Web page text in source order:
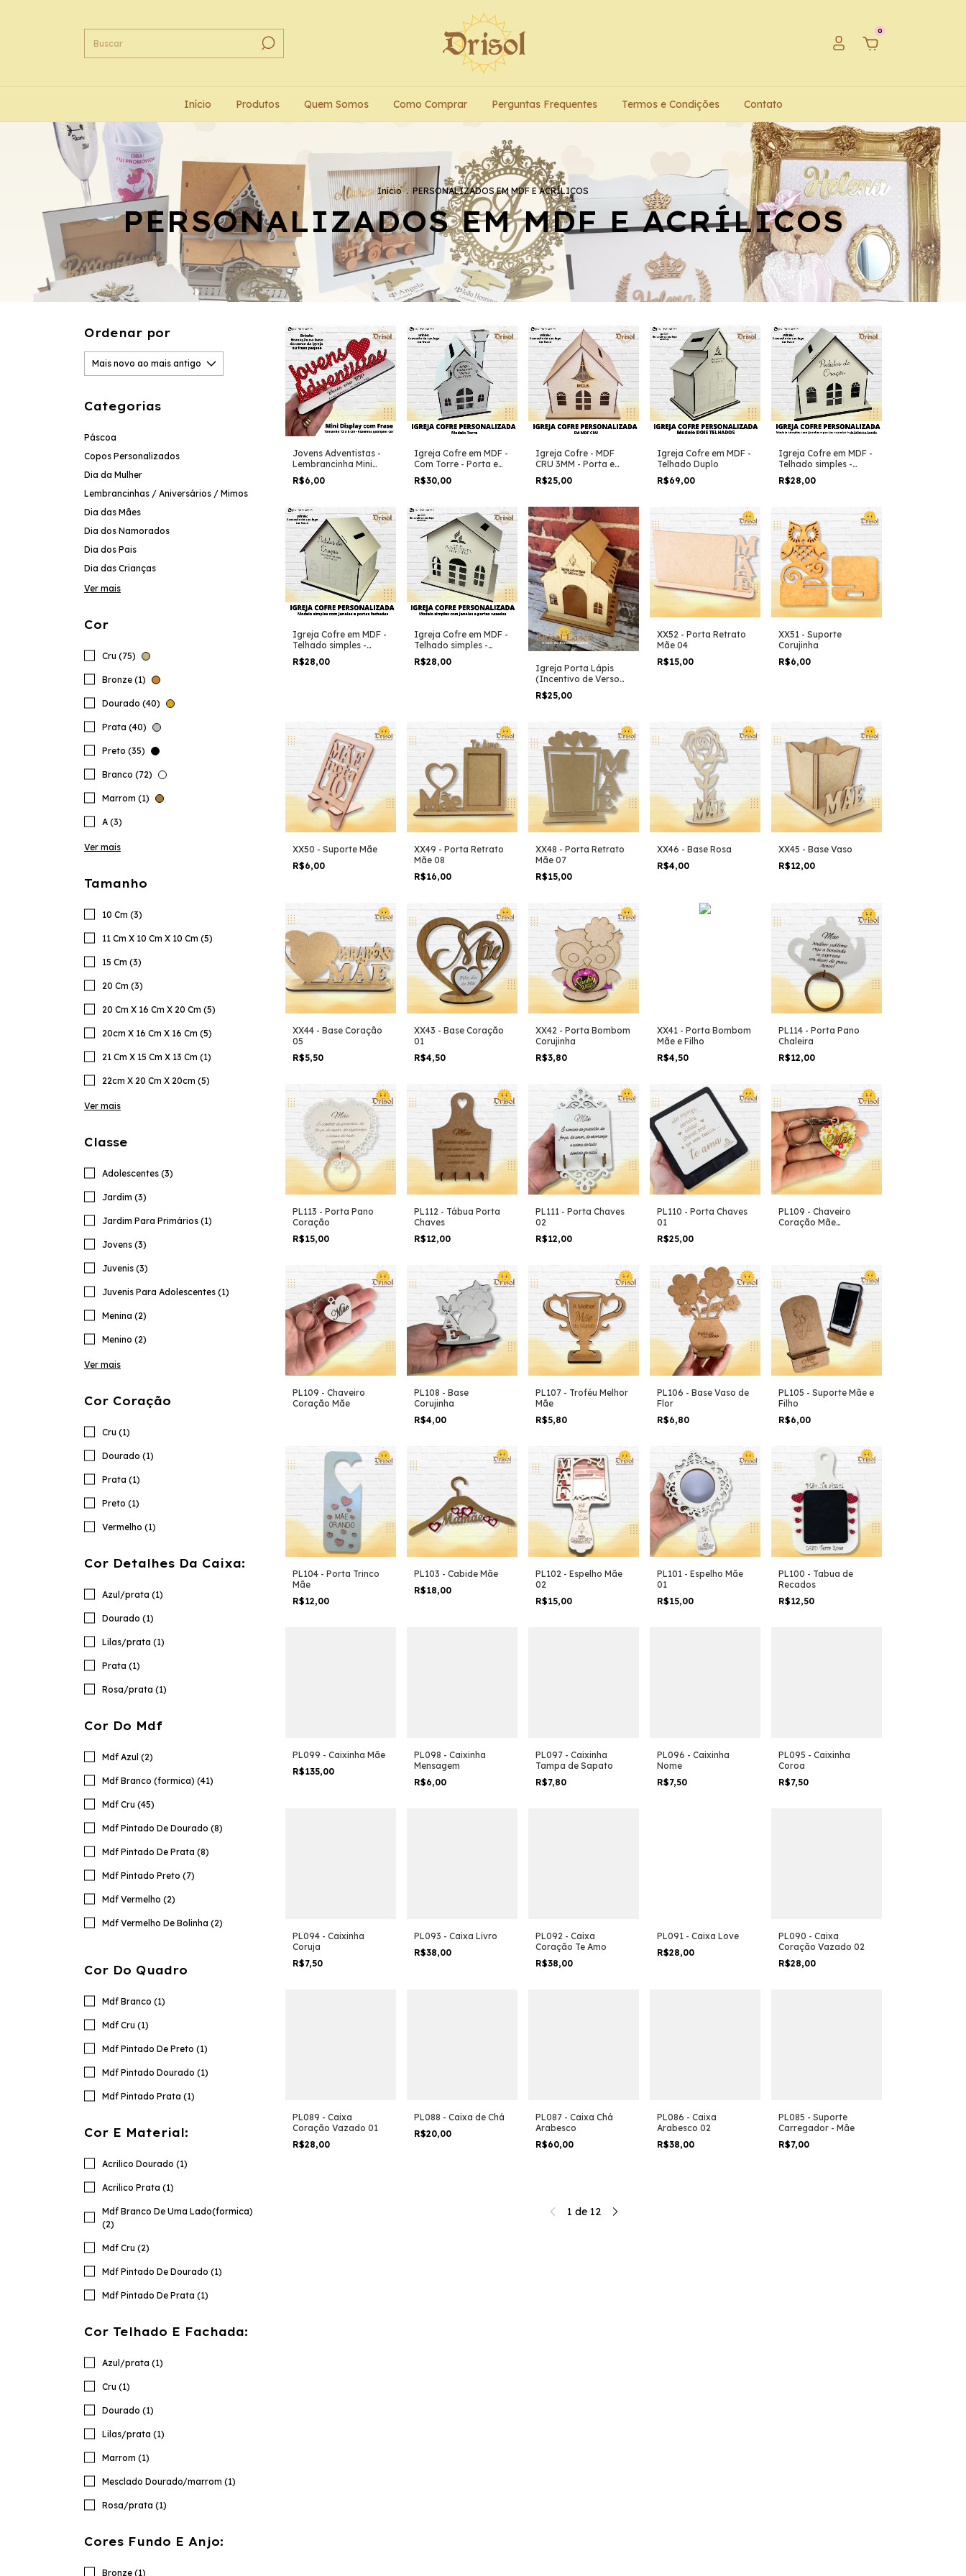
0
Início Produtos Quem Somos Como Comprar Perguntas Frequentes Termos e Condições Contato
Início . PERSONALIZADOS EM MDF E ACRÍLICOS
PERSONALIZADOS EM MDF E ACRÍLICOS
Ordenar por
Categorias
Páscoa
Copos Personalizados
Dia da Mulher
Lembrancinhas / Aniversários / Mimos
Dia das Mães
Dia dos Namorados
Dia dos Pais
Dia das Crianças
Ver mais
Cor
Cru (75)
Bronze (1)
Dourado (40)
Prata (40)
Preto (35)
Branco (72)
Marrom (1)
A (3)
Ver mais
Tamanho
10 Cm (3)
11 Cm X 10 Cm X 10 Cm (5)
15 Cm (3)
20 Cm (3)
20 Cm X 16 Cm X 20 Cm (5)
20cm X 16 Cm X 16 Cm (5)
21 Cm X 15 Cm X 13 Cm (1)
22cm X 20 Cm X 20cm (5)
Ver mais
Classe
Adolescentes (3)
Jardim (3)
Jardim Para Primários (1)
Jovens (3)
Juvenis (3)
Juvenis Para Adolescentes (1)
Menina (2)
Menino (2)
Ver mais
Cor Coração
Cru (1)
Dourado (1)
Prata (1)
Preto (1)
Vermelho (1)
Cor Detalhes Da Caixa:
Azul/prata (1)
Dourado (1)
Lilas/prata (1)
Prata (1)
Rosa/prata (1)
Cor Do Mdf
Mdf Azul (2)
Mdf Branco (formica) (41)
Mdf Cru (45)
Mdf Pintado De Dourado (8)
Mdf Pintado De Prata (8)
Mdf Pintado Preto (7)
Mdf Vermelho (2)
Mdf Vermelho De Bolinha (2)
Cor Do Quadro
Mdf Branco (1)
Mdf Cru (1)
Mdf Pintado De Preto (1)
Mdf Pintado Dourado (1)
Mdf Pintado Prata (1)
Cor E Material:
Acrilico Dourado (1)
Acrilico Prata (1)
Mdf Branco De Uma Lado(formica)
(2)
Mdf Cru (2)
Mdf Pintado De Dourado (1)
Mdf Pintado De Prata (1)
Cor Telhado E Fachada:
Azul/prata (1)
Cru (1)
Dourado (1)
Lilas/prata (1)
Marrom (1)
Mesclado Dourado/marrom (1)
Rosa/prata (1)
Cores Fundo E Anjo:
Bronze (1)
Jovens Adventistas -
Lembrancinha Mini
Display
R$6,00
Igreja Cofre em MDF -
Com Torre - Porta e
Janela Abertas
R$30,00
Igreja Cofre - MDF
CRU 3MM - Porta e
Janela Abertas
R$25,00
Igreja Cofre em MDF -
Telhado Duplo
R$69,00
Igreja Cofre em MDF -
Telhado simples -
Janelas Detalhadas
R$28,00
Igreja Cofre em MDF -
Telhado simples -
Porta e Janelas
Fechadas
R$28,00
Igreja Cofre em MDF -
Telhado simples -
Porta e Janela
Abertas
R$28,00
Igreja Porta Lápis
(Incentivo de Verso
ou Presença) - MDF 3
MM - L0214
R$25,00
XX52 - Porta Retrato
Mãe 04
R$15,00
XX51 - Suporte
Corujinha
R$6,00
XX50 - Suporte Mãe
R$6,00
XX49 - Porta Retrato
Mãe 08
R$16,00
XX48 - Porta Retrato
Mãe 07
R$15,00
XX46 - Base Rosa
R$4,00
XX45 - Base Vaso
R$12,00
XX44 - Base Coração
05
R$5,50
XX43 - Base Coração
01
R$4,50
XX42 - Porta Bombom
Corujinha
R$3,80
XX41 - Porta Bombom
Mãe e Filho
R$4,50
PL114 - Porta Pano
Chaleira
R$12,00
PL113 - Porta Pano
Coração
R$15,00
PL112 - Tábua Porta
Chaves
R$12,00
PL111 - Porta Chaves
02
R$12,00
PL110 - Porta Chaves
01
R$25,00
PL109 - Chaveiro
Coração Mãe
PL109 - Chaveiro
Coração Mãe
PL108 - Base
Corujinha
R$4,00
PL107 - Troféu Melhor
Mãe
R$5,80
PL106 - Base Vaso de
Flor
R$6,80
PL105 - Suporte Mãe e
Filho
R$6,00
PL104 - Porta Trinco
Mãe
R$12,00
PL103 - Cabide Mãe
R$18,00
PL102 - Espelho Mãe
02
R$15,00
PL101 - Espelho Mãe
01
R$15,00
PL100 - Tabua de
Recados
R$12,50
PL099 - Caixinha Mãe
R$135,00
PL098 - Caixinha
Mensagem
R$6,00
PL097 - Caixinha
Tampa de Sapato
R$7,80
PL096 - Caixinha
Nome
R$7,50
PL095 - Caixinha
Coroa
R$7,50
PL094 - Caixinha
Coruja
R$7,50
PL093 - Caixa Livro
R$38,00
PL092 - Caixa
Coração Te Amo
R$38,00
PL091 - Caixa Love
R$28,00
PL090 - Caixa
Coração Vazado 02
R$28,00
PL089 - Caixa
Coração Vazado 01
R$28,00
PL088 - Caixa de Chá
R$20,00
PL087 - Caixa Chá
Arabesco
R$60,00
PL086 - Caixa
Arabesco 02
R$38,00
PL085 - Suporte
Carregador - Mãe
R$7,00
1 de 12